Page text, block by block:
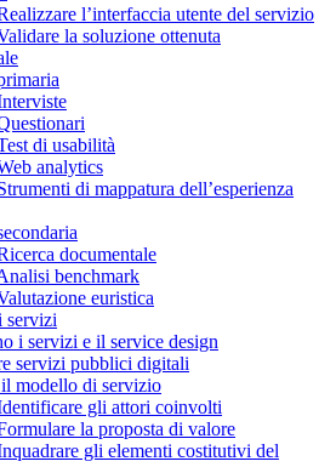
l’interfaccia utente del servizio
la soluzione ottenuta
di usabilità
analytics
di mappatura dell’esperienza
documentale
benchmark
euristica
servizi
i servizi e il service design
servizi pubblici digitali
modello di servizio
gli attori coinvolti
la proposta di valore
gli elementi costitutivi del